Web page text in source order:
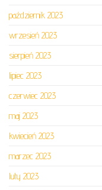
październik 2023
wrzesień 2023
sierpień 2023
lipiec 2023
czerwiec 2023
maj 2023
kwiecień 2023
marzec 2023
luty 2023